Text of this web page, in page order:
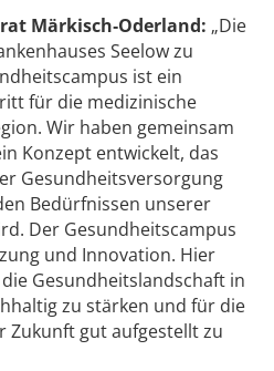
Märkisch‑Oderland: „Die
Seelow zu
ist ein
für die medizinische
Wir haben gemeinsam
Konzept entwickelt, das
Gesundheitsversorgung
Bedürfnissen unserer
Der Gesundheitscampus
und Innovation. Hier
Gesundheitslandschaft in
zu stärken und für die
Zukunft gut aufgestellt zu